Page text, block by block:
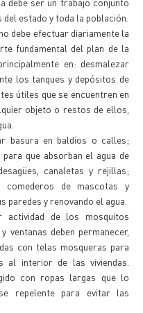
estado y toda la población.
debe efectuar diariamente la
fundamental del plan de la
en: desmalezar
los tanques y depósitos de
útiles que se encuentren en
objeto o restos de ellos,
basura en baldíos o calles;
que absorban el agua de
canaletas y rejillas;
de mascotas y
paredes y renovando el agua.
de los mosquitos
ventanas deben permanecer,
con telas mosqueras para
interior de las viviendas.
con ropas largas que lo
repelente para evitar las